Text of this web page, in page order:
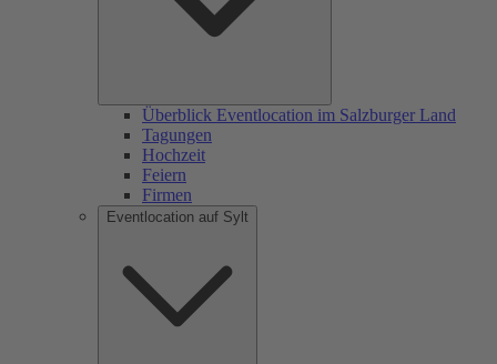
Überblick Eventlocation im Salzburger Land
Tagungen
Hochzeit
Feiern
Firmen
Eventlocation auf Sylt